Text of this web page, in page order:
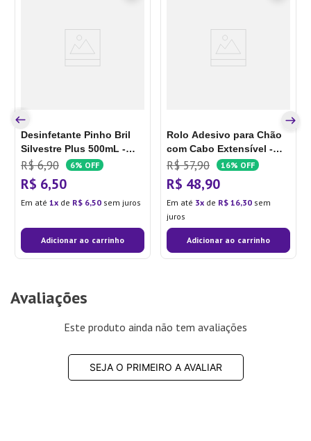
Desinfetante Pinho Bril
Silvestre Plus 500mL -
Bombril
R$ 6,90 6% OFF
R$ 6,50
Em até 1 de R$ 6,50 sem juros
Adicionar ao carrinho
Rolo Adesivo para Chão
com Cabo Extensível -
Sanremo
R$ 57,90 16% OFF
R$ 48,90
Em até 3 de R$ 16,30 sem
juros
Adicionar ao carrinho
Avaliações
Este produto ainda não tem avaliações
SEJA O PRIMEIRO A AVALIAR